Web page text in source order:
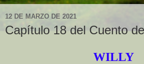
12 DE MARZO DE 2021
Capítulo 18 del Cuento
WILLY